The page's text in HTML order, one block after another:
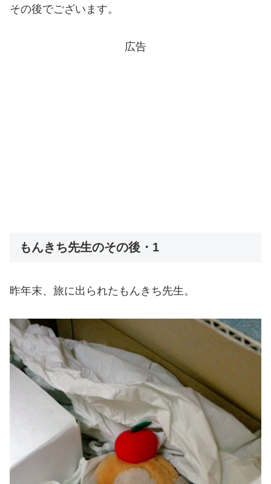
その後でございます。
広告
もんきち先生のその後・1
昨年末、旅に出られたもんきち先生。